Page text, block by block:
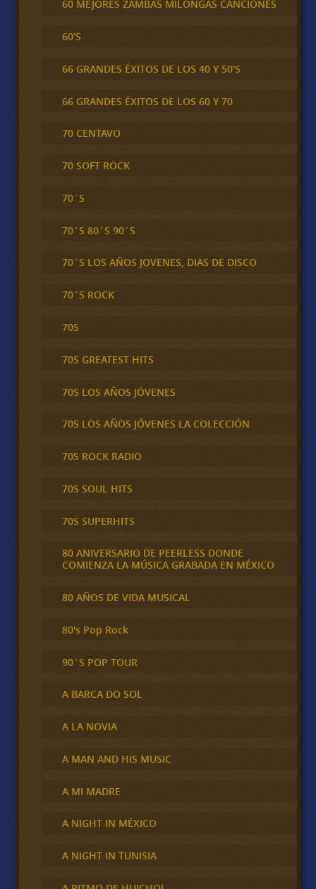
60 MEJORES ZAMBAS MILONGAS CANCIONES
60'S
66 GRANDES ÉXITOS DE LOS 40 Y 50'S
66 GRANDES ÉXITOS DE LOS 60 Y 70
70 CENTAVO
70 SOFT ROCK
70´S
70´S 80´S 90´S
70´S LOS AÑOS JOVENES, DIAS DE DISCO
70´S ROCK
70S
70S GREATEST HITS
70S LOS AÑOS JÓVENES
70S LOS AÑOS JÓVENES LA COLECCIÓN
70S ROCK RADIO
70S SOUL HITS
70S SUPERHITS
80 ANIVERSARIO DE PEERLESS DONDE
COMIENZA LA MÚSICA GRABADA EN MÉXICO
80 AÑOS DE VIDA MUSICAL
80's Pop Rock
90´S POP TOUR
A BARCA DO SOL
A LA NOVIA
A MAN AND HIS MUSIC
A MI MADRE
A NIGHT IN MÉXICO
A NIGHT IN TUNISIA